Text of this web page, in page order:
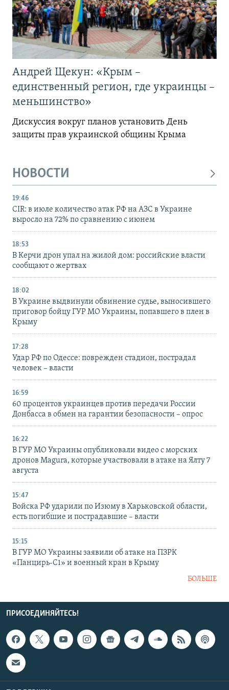
Андрей Щекун: «Крым –
единственный регион, где украинцы –
меньшинство»
Дискуссия вокруг планов установить День
защиты прав украинской общины Крыма
НОВОСТИ
19:46
CIR: в июле количество атак РФ на АЗС в Украине
выросло на 72% по сравнению с июнем
18:53
В Керчи дрон упал на жилой дом: российские власти
сообщают о жертвах
18:02
В Украине выдвинули обвинение судье, выносившего
приговор бойцу ГУР МО Украины, попавшего в плен в
Крыму
17:28
Удар РФ по Одессе: поврежден стадион, пострадал
человек – власти
16:59
60 процентов украинцев против передачи России
Донбасса в обмен на гарантии безопасности – опрос
16:22
В ГУР МО Украины опубликовали видео с морских
дронов Magura, которые участвовали в атаке на Ялту 7
августа
15:47
Войска РФ ударили по Изюму в Харьковской области,
есть погибшие и пострадавшие – власти
15:15
В ГУР МО Украины заявили об атаке на ПЗРК
«Панцирь-С1» и военный кран в Крыму
БОЛЬШЕ
ПРИСОЕДИНЯЙТЕСЬ!